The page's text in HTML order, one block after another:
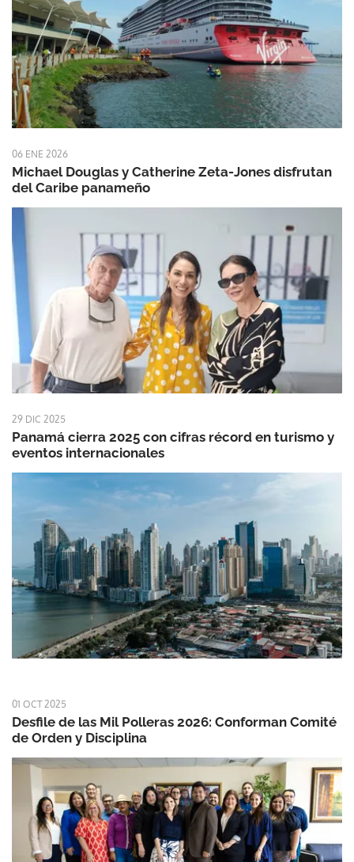
06 ENE 2026
Michael Douglas y Catherine Zeta-Jones disfrutan
del Caribe panameño
29 DIC 2025
Panamá cierra 2025 con cifras récord en turismo y
eventos internacionales
01 OCT 2025
Desfile de las Mil Polleras 2026: Conforman Comité
de Orden y Disciplina